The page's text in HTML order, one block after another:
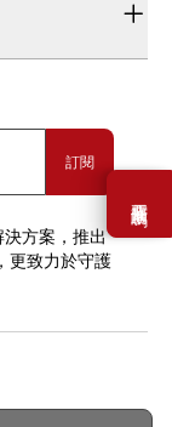
需要幫助嗎？
訂閱
方案，推出
更致力於守護